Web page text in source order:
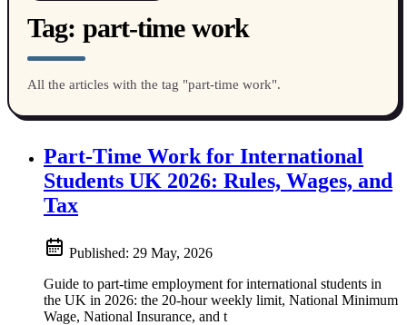
Tag: part-time work
All the articles with the tag "part-time work".
Part-Time Work for International
Students UK 2026: Rules, Wages, and
Tax
Published: 29 May, 2026
Guide to part-time employment for international students in
the UK in 2026: the 20-hour weekly limit, National Minimum
Wage, National Insurance, and t